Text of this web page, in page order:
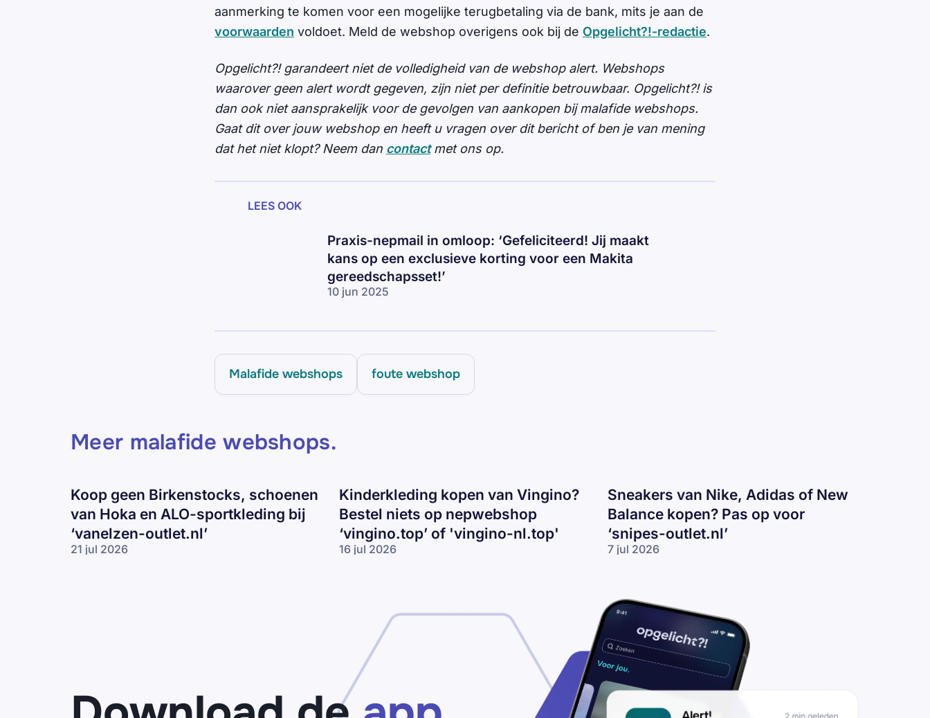
aanmerking te komen voor een mogelijke terugbetaling via de bank, mits je aan de
voorwaarden voldoet. Meld de webshop overigens ook bij de Opgelicht?!-redactie.
Opgelicht?! garandeert niet de volledigheid van de webshop alert. Webshops
waarover geen alert wordt gegeven, zijn niet per definitie betrouwbaar. Opgelicht?! is
dan ook niet aansprakelijk voor de gevolgen van aankopen bij malafide webshops.
Gaat dit over jouw webshop en heeft u vragen over dit bericht of ben je van mening
dat het niet klopt? Neem dan contactmet ons op.
LEES OOK
Praxis-nepmail in omloop: ‘Gefeliciteerd! Jij maakt
kans op een exclusieve korting voor een Makita
gereedschapsset!’
10 jun 2025
Malafide webshops foute webshop
Meer malafide webshops.
Koop geen Birkenstocks, schoenen
van Hoka en ALO-sportkleding bij
‘vanelzen-outlet.nl’
21 jul 2026
Kinderkleding kopen van Vingino?
Bestel niets op nepwebshop
‘vingino.top’ of 'vingino-nl.top'
16 jul 2026
nepwebshop
‘vingino.top’
of 'vingino-
nl.top'
Sneakers van Nike, Adidas of New
Balance kopen? Pas op voor
‘snipes-outlet.nl’
7 jul 2026
Adidas
of New
Balance
kopen?
Pas op
voor
‘snipes-
outlet.nl’